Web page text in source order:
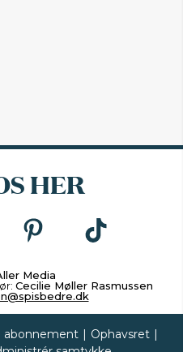
HER
Media
Cecilie Møller Rasmussen
abonnement | Ophavsret |